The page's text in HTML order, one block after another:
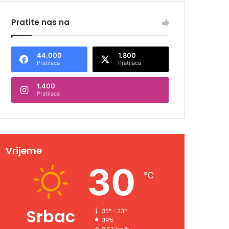
Pratite nas na
44.000
Pratilaca
1.800
Pratilaca
1.400
Pratilaca
Vrijeme
Srbac
30 ℃
35º - 23º
39%